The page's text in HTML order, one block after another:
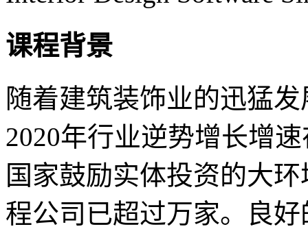
课程背景
随着建筑装饰业的迅猛
2020年行业逆势增长增
国家鼓励实体投资的大
程公司已超过万家。良